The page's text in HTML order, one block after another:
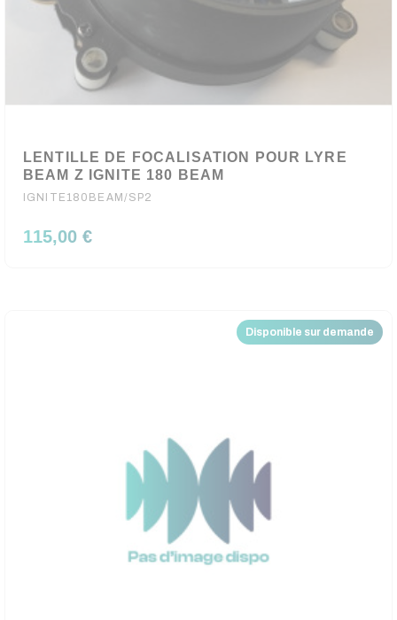
LENTILLE DE FOCALISATION POUR LYRE
BEAM Z IGNITE 180 BEAM
IGNITE180BEAM/SP2
115,00 €
Disponible sur demande